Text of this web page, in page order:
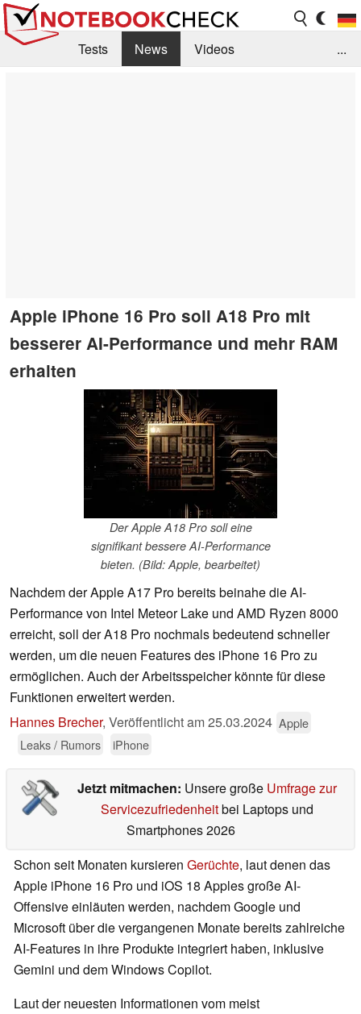
Tests News
Videos
...
Apple iPhone 16 Pro soll A18 Pro mit
besserer AI-Performance und mehr RAM
erhalten
Der Apple A18 Pro soll eine
signifikant bessere AI-Performance
bieten. (Bild: Apple, bearbeitet)
Nachdem der Apple A17 Pro bereits beinahe die AI-
Performance von Intel Meteor Lake und AMD Ryzen 8000
erreicht, soll der A18 Pro nochmals bedeutend schneller
werden, um die neuen Features des iPhone 16 Pro zu
ermöglichen. Auch der Arbeitsspeicher könnte für diese
Funktionen erweitert werden.
Hannes Brecher, Veröffentlicht am25.03.2024 Apple
Leaks / Rumors
iPhone
Jetzt mitmachen: Unsere große Umfrage zur
Servicezufriedenheitbei Laptops und
Smartphones 2026
Schon seit Monaten kursieren Gerüchte, laut denen das
Apple iPhone 16 Pro und iOS 18 Apples große AI-
Offensive einläuten werden, nachdem Google und
Microsoft über die vergangenen Monate bereits zahlreiche
AI-Features in ihre Produkte integriert haben, inklusive
Gemini und dem Windows Copilot.
Laut der neuesten Informationen vom meist